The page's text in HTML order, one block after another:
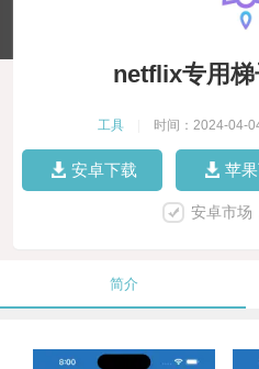
netflix专用
工具 时间：2024-04-
安卓下载 苹
安卓市场
简介